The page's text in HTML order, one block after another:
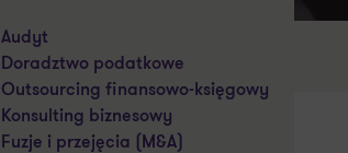
Audyt
Doradztwo podatkowe
Outsourcing finansowo-księgowy
Konsulting biznesowy
Fuzje i przejęcia (M&A)